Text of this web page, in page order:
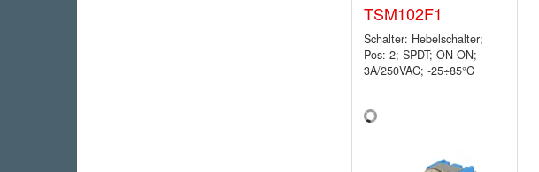
TSM102F1
Schalter: Hebelschalter;
Pos: 2; SPDT; ON-ON;
3A/250VAC; -25÷85°C